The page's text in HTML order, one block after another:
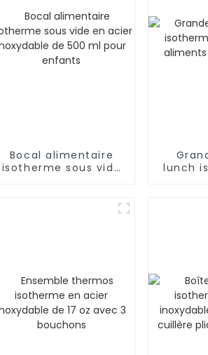
Bocal alimentaire
isotherme sous vide
lunch